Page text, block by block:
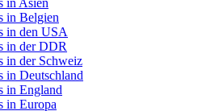
in Belgien
in den USA
in der DDR
in der Schweiz
in Deutschland
in England
in Europa